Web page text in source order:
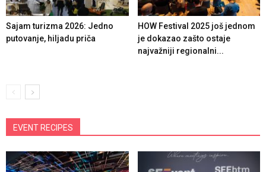
Sajam turizma 2026: Jedno
putovanje, hiljadu priča
HOW Festival 2025 još jednom
je dokazao zašto ostaje
najvažniji regionalni...
EVENT RECIPES